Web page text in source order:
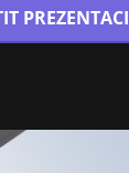
PREZENTACI